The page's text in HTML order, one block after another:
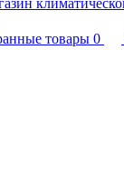
товары 0